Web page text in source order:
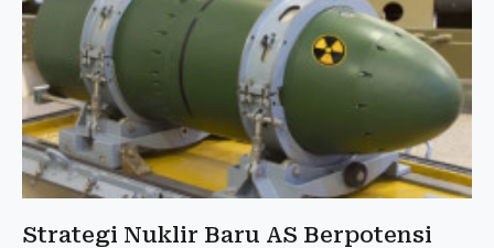
Strategi Nuklir Baru AS Berpotensi